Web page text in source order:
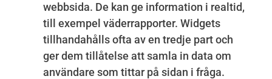
webbsida. De kan ge information i realtid,
till exempel väderrapporter. Widgets
tillhandahålls ofta av en tredje part och
ger dem tillåtelse att samla in data om
användare som tittar på sidan i fråga.